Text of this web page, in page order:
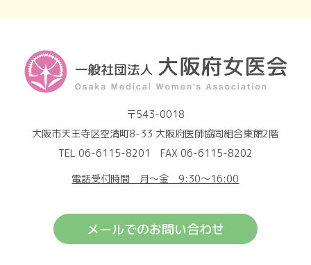
〒543-0018
大阪市天王寺区空清町8-33 大阪府医師協同組合東館2階
TEL 06-6115-8201 FAX 06-6115-8202
電話受付時間 月～金 9:30～16:00
メールでのお問い合わせ